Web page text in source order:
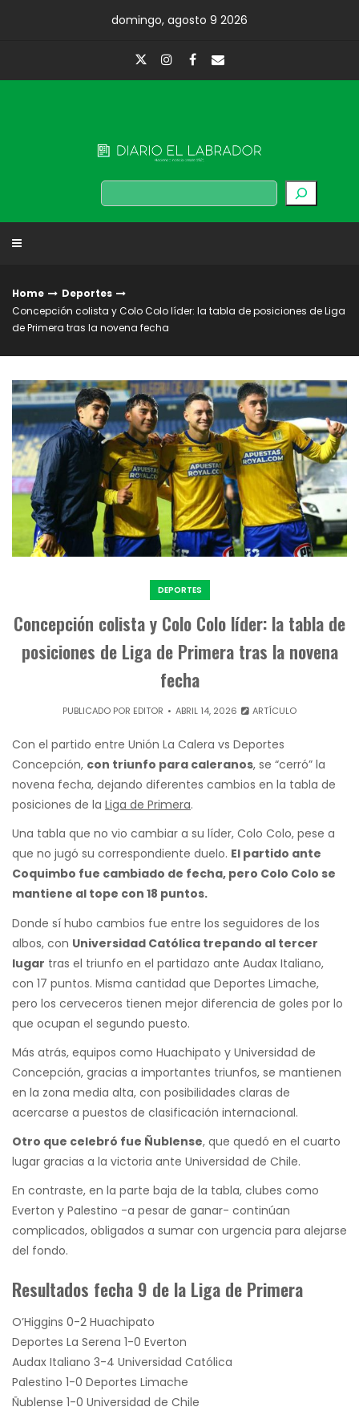
domingo, agosto 9 2026
Buscar
Home
Deportes
Concepción colista y Colo Colo líder: la tabla de posiciones de Liga
de Primera tras la novena fecha
DEPORTES
Concepción colista y Colo Colo líder: la tabla de
posiciones de Liga de Primera tras la novena
fecha
PUBLICADO POR EDITOR ABRIL 14, 2026 ARTÍCULO
Con el partido entre Unión La Calera vs Deportes
Concepción, con triunfo para caleranos, se “cerró” la
novena fecha, dejando diferentes cambios en la tabla de
posiciones de la Liga de Primera.
Una tabla que no vio cambiar a su líder, Colo Colo, pese a
que no jugó su correspondiente duelo. El partido ante
Coquimbo fue cambiado de fecha, pero Colo Colo se
mantiene al tope con 18 puntos.
Donde sí hubo cambios fue entre los seguidores de los
albos, con Universidad Católica trepando al tercer
lugar tras el triunfo en el partidazo ante Audax Italiano,
con 17 puntos. Misma cantidad que Deportes Limache,
pero los cerveceros tienen mejor diferencia de goles por lo
que ocupan el segundo puesto.
Más atrás, equipos como Huachipato y Universidad de
Concepción, gracias a importantes triunfos, se mantienen
en la zona media alta, con posibilidades claras de
acercarse a puestos de clasificación internacional.
Otro que celebró fue Ñublense, que quedó en el cuarto
lugar gracias a la victoria ante Universidad de Chile.
En contraste, en la parte baja de la tabla, clubes como
Everton y Palestino -a pesar de ganar- continúan
complicados, obligados a sumar con urgencia para alejarse
del fondo.
Resultados fecha 9 de la Liga de Primera
O’Higgins 0-2 Huachipato
Deportes La Serena 1-0 Everton
Audax Italiano 3-4 Universidad Católica
Palestino 1-0 Deportes Limache
Ñublense 1-0 Universidad de Chile